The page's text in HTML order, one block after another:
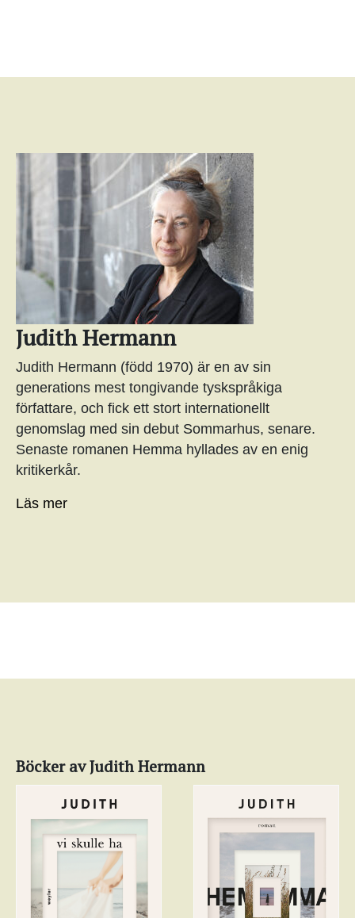
Judith Hermann
Judith Hermann (född 1970) är en av sin
generations mest tongivande tyskspråkiga
författare, och fick ett stort internationellt
genomslag med sin debut Sommarhus, senare.
Senaste romanen Hemma hyllades av en enig
kritikerkår.
Läs mer
Böcker av Judith Hermann